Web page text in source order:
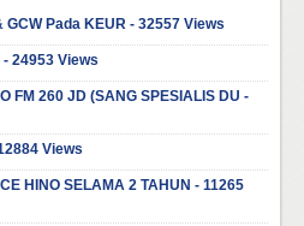
Pada KEUR - 32557 Views
- 24953 Views
FM 260 JD (SANG SPESIALIS DU -
Views
HINO SELAMA 2 TAHUN - 11265